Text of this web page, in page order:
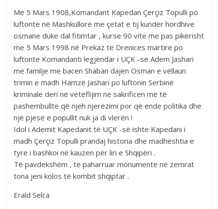
Me 5 Mars 1908,Komandant Kapedan Çerçiz Topulli po
luftonte në Mashkullore me çetat e tij kundër hordhive
osmane duke dal fitimtar , kurse 90 vite me pas pikërisht
me 5 Mars 1998 në Prekaz të Drenices martire po
luftonte Komandanti legjendar i UÇK -së Adem Jashari
me familje me bacen Shaban dajen Osman e vëllaun
trimin e madh Hamzë Jashari po luftonin Serbinë
kriminale deri në vetëflijim në sakrificen më të
pashembulltë që njeh njerëzimi por që ende politika dhe
një pjesë e popullit nuk ja di vlerën !
Idol i Ademit Kapedanit të UÇK -së ishte Kapedani i
madh Çerçiz Topulli prandaj historia dhe madhështia e
tyre i bashkoi në kauzen për liri e Shqipëri .
Të pavdekshëm , të paharruar monumente në zemrat
tona jeni kolos të kombit shqiptar .
Erald Selca